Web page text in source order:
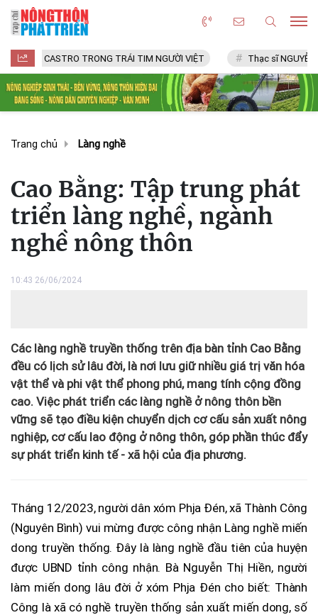
CASTRO TRONG TRÁI TIM NGƯỜI VIỆT Thạc sĩ NGUYỄN VĂN CHÍ
Trang chủ Làng nghề
Cao Bằng: Tập trung phát
triển làng nghề, ngành
nghề nông thôn
10:43 26/06/2024
Các làng nghề truyền thống trên địa bàn tỉnh Cao Bằng
đều có lịch sử lâu đời, là nơi lưu giữ nhiều giá trị văn hóa
vật thể và phi vật thể phong phú, mang tính cộng đồng
cao. Việc phát triển các làng nghề ở nông thôn bền
vững sẽ tạo điều kiện chuyển dịch cơ cấu sản xuất nông
nghiệp, cơ cấu lao động ở nông thôn, góp phần thúc đẩy
sự phát triển kinh tế - xã hội của địa phương.
Tháng 12/2023, người dân xóm Phja Đén, xã Thành Công
(Nguyên Bình) vui mừng được công nhận Làng nghề miến
dong truyền thống. Đây là làng nghề đầu tiên của huyện
được UBND tỉnh công nhận. Bà Nguyễn Thị Hiền, người
làm miến dong lâu đời ở xóm Phja Đén cho biết: Thành
Công là xã có nghề truyền thống sản xuất miến dong, số